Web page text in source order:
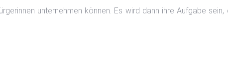
unternehmen können. Es wird dann ihre Aufgabe